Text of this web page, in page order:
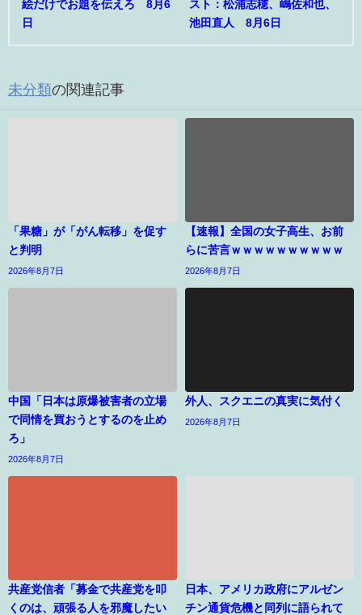
絵だけでお題を伝えろ 8月6
日
スト：松浦志穂、嶋佐和也、
池田直人 8月6日
未分類の関連記事
「果糖」が「がん転移」を促す
と判明
2026年8月7日
【速報】全国の女子高生、お前
らに苦言ｗｗｗｗｗｗｗｗｗｗ
2026年8月7日
中国「日本は原爆被害者の立場
で同情を買おうとするのを止め
ろ」
2026年8月7日
外人、スクエニの真実に気付く
2026年8月7日
共産党信者「募金で共産党を叩
くのは、頑張る人を邪魔したい
日本、アメリカ政府にアルゼン
チン通貨危機と同列に語られて